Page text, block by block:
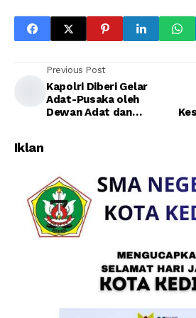
Previous Post
Kapolri Diberi Gelar
Adat-Pusaka oleh
Dewan Adat dan
Iklan